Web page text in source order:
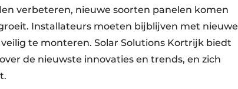
verbeteren, nieuwe soorten panelen komen
Installateurs moeten bijblijven met nieuwe
te monteren. Solar Solutions Kortrijk biedt
de nieuwste innovaties en trends, en zich